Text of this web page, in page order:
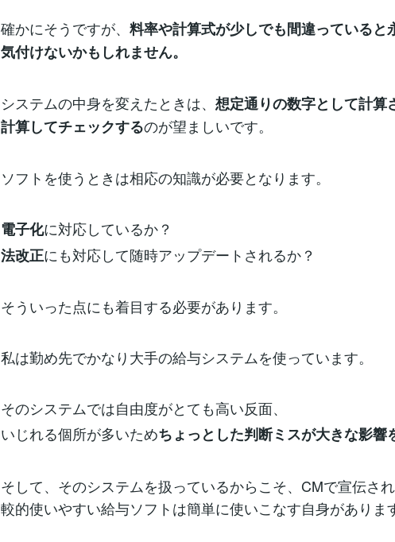
確かにそうですが、 料率や計算式が少しでも間違っていると
気付けないかもしれません。
システムの中身を変えたときは、 想定通りの数字として計算
計算してチェックするのが望ましいです。
ソフトを使うときは相応の知識が必要となります。
電子化に対応しているか？
法改正にも対応して随時アップデートされるか？
そういった点にも着目する必要があります。
私は勤め先でかなり大手の給与システムを使っています。
そのシステムでは自由度がとても高い反面、
いじれる個所が多いためちょっとした判断ミスが大きな影響
そして、そのシステムを扱っているからこそ、CMで宣伝さ
較的使いやすい給与ソフトは簡単に使いこなす自身がありま